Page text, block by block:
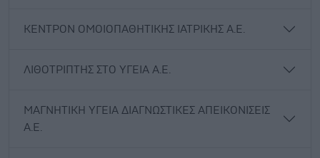
ΚΕΝΤΡΟΝ ΟΜΟΙΟΠΑΘΗΤΙΚΗΣ ΙΑΤΡΙΚΗΣ Α.Ε.
ΛΙΘΟΤΡΙΠΤΗΣ ΣΤΟ ΥΓΕΙΑ Α.Ε.
ΜΑΓΝΗΤΙΚΗ ΥΓΕΙΑ ΔΙΑΓΝΩΣΤΙΚΕΣ ΑΠΕΙΚΟΝΙΣΕΙΣ
Α.Ε.